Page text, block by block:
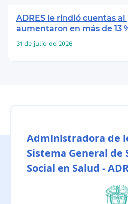
ADRES le rindió cuentas al
aumentaron en más de 13
31 de julio de 2026
Administradora de
Sistema General de
Social en Salud -